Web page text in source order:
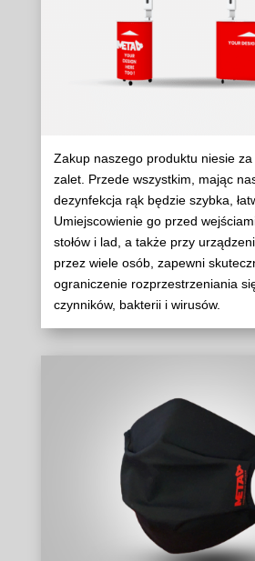
Zakup naszego produktu niesie
zalet. Przede wszystkim, mając
dezynfekcja rąk będzie szybka,
Umiejscowienie go przed
stołów i lad, a także przy
przez wiele osób, zapewni
ograniczenie rozprzestrzeniania
czynników, bakterii i wirusów.